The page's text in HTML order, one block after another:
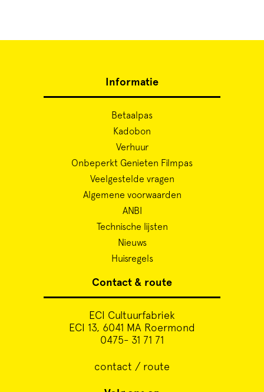
Informatie
Betaalpas
Kadobon
Verhuur
Onbeperkt Genieten Filmpas
Veelgestelde vragen
Algemene voorwaarden
ANBI
Technische lijsten
Nieuws
Huisregels
Contact & route
ECI Cultuurfabriek
ECI 13, 6041 MA Roermond
0475- 31 71 71
contact / route